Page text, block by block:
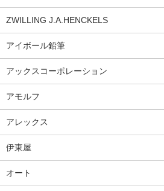
ZWILLING J.A.HENCKELS
アイボール鉛筆
アックスコーポレーション
アモルフ
アレックス
伊東屋
オート